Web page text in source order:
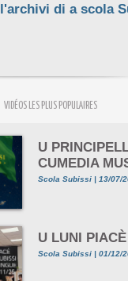
l'archivi di a scola
VIDÉOS LES PLUS POPULAIRES
U
CUMEDIA
Scola Subissi | 13/07/
U LUNI
Scola Subissi | 01/12/